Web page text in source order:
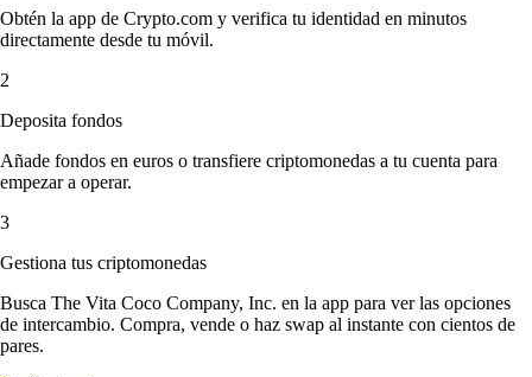
Obtén la app de Crypto.com y verifica tu identidad en minutos
directamente desde tu móvil.
2
Deposita fondos
Añade fondos en euros o transfiere criptomonedas a tu cuenta para
empezar a operar.
3
Gestiona tus criptomonedas
Busca The Vita Coco Company, Inc. en la app para ver las opciones
de intercambio. Compra, vende o haz swap al instante con cientos de
pares.